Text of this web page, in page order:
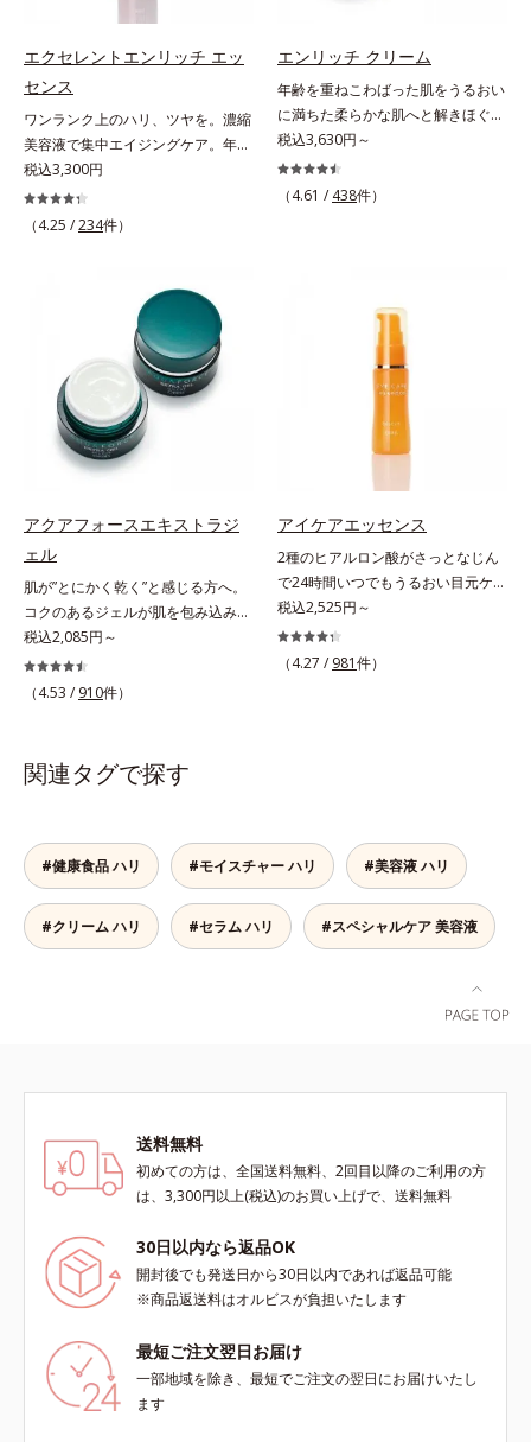
ジ(*1)クリアエキス(*3)」を配合
し、ブルーライトを浴びても揺らぎ
フルーツ葉エキス(*4)、ヘスベリジ
ン(*5)配合で、ほうれい線やフェイ
スラインにアプローチ。さらに月桃
葉エキス(*6)配合で肌のハリUPを目
指します。マスクシートにもこだわ
りました。引き上げるのに最適なオ
クトにケア(*7)。ストレッチ性の高
いシートが肌にピタッと密着し、む
くみにアプローチ(*7)します。新発
想(*8)のスキンVウェアで、日々の
デジタルダメージから解放。デバイ
スとの新しい付き合い方を、オルビ
スが提案します。*1 肌の乾燥、キ
メの乱れ*2 2019年9月実施 グルー
後半：3人、30代前半：1人、30代
後半：4人、40代前半：1人）*3 肌
ケアする植物性保湿成分＝ビルベリ
ー葉エキス*4 植物性保湿成分＝ゴ
レンシ葉エキス*5 乾燥による肌の
くすみをケアする保湿成分＝グルコ
シルヘスペリジン*6 肌にうるおい
る*8 オルビス内
予防。朝の“ピーク肌”が長時間続き
アップさせる効果(*4)があり、朝の
メイク前のスキンケアにぴったり。
オイルカットでベタつかないので、
すぐにメイクが始められます。*1
乾燥など *2 角層内 *3 ちり・ほこ
エクセレントエンリッチ エッ
センス
ワンランク上のハリ、ツヤを。濃縮
美容液で集中エイジングケア。年齢
を重ねた肌に、濃縮エッセンスがさ
らにワンランク上のエイジングケア
(*)を。ハリ、ツヤを集中ケアする保
触の美容液が角層のすみずみまで浸
透し、肌はもっちり、やわらか。角
層への浸透を高めるには、化粧水で
整えた後、保湿ジェルを使用する前
に使うのが効果的。より積極的な集
中エイジングケアで、もっちりとし
た、つややかな肌に出合えます。*
年齢に応じたお手入れのこと
税込3,300円
（4.25 /234件）
エンリッチ クリーム
年齢を重ねこわばった肌をうるおい
に満ちた柔らかな肌へと解きほぐ
す。セラミド配合保湿クリーム。う
るおい続く柔らかな肌へ整える、エ
イジングケア(*1)保湿クリームで
ローヤルゼリーエキス・浸透型コラ
ーゲン(*2)・エラスチン(*3)ととも
に浸透(*4)し、うるおいに満ちた状
態が続く肌へ整えます。さらに年齢
肌がうるおいとともに失ってしまう
ハリ・弾力に、モイストエンリッチ
コンプレックス(*5）がアプロー
チ。ベタつかずみずみずしい使いご
こちでこわばった肌を解きほぐし、
柔らかくもっちりしたクリームなら
ではの極上肌へ導きます。*1 年齢
に応じたお手入れ*2 加水分解コラ
ーゲン*3 加水分解エラスチン*4 角
層内*5 アルテアエキス＝肌にうる
おいと柔らかさを与える保湿成分
税込3,630円～
（4.61 / 438件）
アクアフォースエキストラジ
ェル
肌が”とにかく乾く”と感じる方へ。
コクのあるジェルが肌を包み込み集
中保湿。思わず触れたくなるような
弾力のあるもち肌へ。毎日当たり前
のように繰り返しているスキンケ
当にありませんか？うるおいが表面
にだけしか届いていない、その場限
止めるためにも、角層深部へのたっ
ぷりの保湿が重要です。アクアフォ
ースエキストラジェルは、コクのあ
るジェルが肌になめらかに溶け込
税込2,085円～
（4.53 / 910件）
アイケアエッセンス
2種のヒアルロン酸がさっとなじん
で24時間いつでもうるおい目元ケ
ア。メイクの上からもプラスオン
OK。「目元がカサつく、ハリがな
い、疲れて見える・・・」目元を見
2種類のヒアルロン酸が肌の外と内
から贅沢保湿。肌に素早くなじみ、
ここちよく肌を整えます。無油分だ
からこそ実現できたべたつかない使
いごこちで、つけた瞬間から、うる
ちろん、乾燥が気になる小鼻や口元
税込2,525円～
（4.27 / 981件）
関連タグで探す
#健康食品 ハリ #モイスチャー ハリ #美容液 ハリ
#クリーム ハリ #セラム ハリ #スペシャルケア 美容液
送料無料
初めての方は、全国送料無料、2回目以降のご利用の方
は、3,300円以上(税込)のお買い上げで、送料無料
30日以内なら返品OK
開封後でも発送日から30日以内であれば返品可能
※商品返送料はオルビスが負担いたします
最短ご注文翌日お届け
一部地域を除き、最短でご注文の翌日にお届けいたし
ます